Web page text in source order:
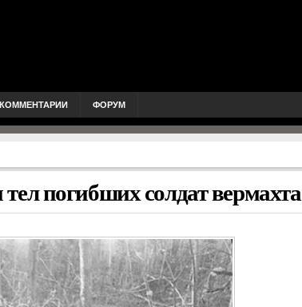
КОММЕНТАРИИ ФОРУМ
погибших солдат вермахта